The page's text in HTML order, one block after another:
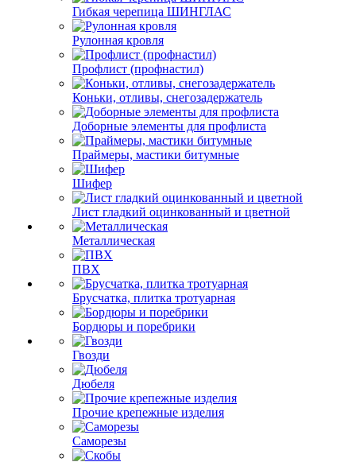
Гибкая черепица ШИНГЛАС
Рулонная кровля
Профлист (профнастил)
Коньки, отливы, снегозадержатель
Доборные элементы для профлиста
Праймеры, мастики битумные
Шифер
Лист гладкий оцинкованный и цветной
Металлическая
ПВХ
Брусчатка, плитка тротуарная
Бордюры и поребрики
Гвозди
Дюбеля
Прочие крепежные изделия
Саморезы